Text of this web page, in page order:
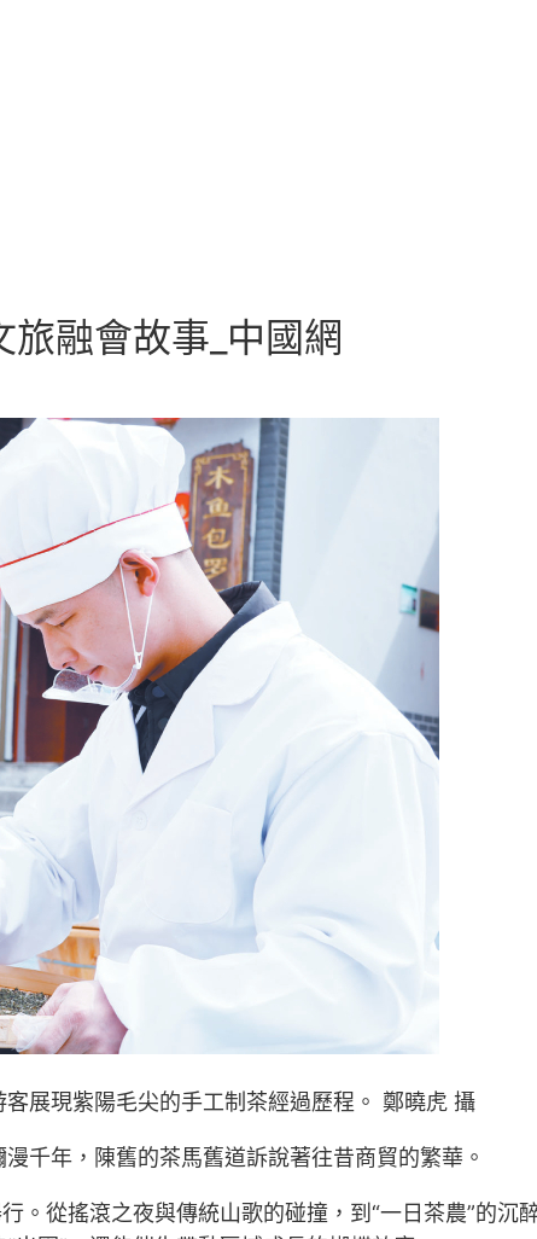
旅融會故事_中國網
展現紫陽毛尖的手工制茶經過歷程。 鄭曉虎 攝
千年，陳舊的茶馬舊道訴說著往昔商貿的繁華。
。從搖滾之夜與傳統山歌的碰撞，到“一日茶農”的